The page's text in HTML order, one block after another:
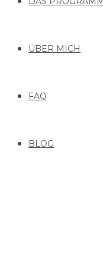
ÜBER MICH
FAQ
BLOG